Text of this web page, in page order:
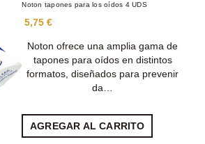
Noton tapones para los oídos 4 UDS
5,75 €
Noton ofrece una amplia gama de
tapones para oídos en distintos
formatos, diseñados para prevenir
da…
AGREGAR AL CARRITO